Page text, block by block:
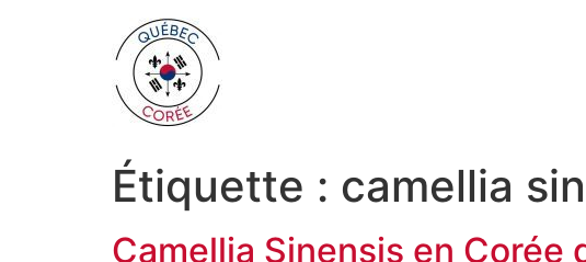
Étiquette : camellia
Camellia Sinensis en